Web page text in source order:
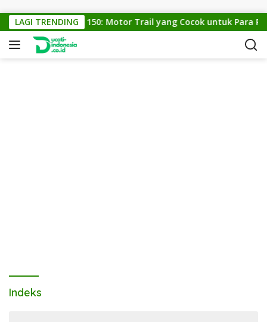
LAGI TRENDING
KTM Cross 150: Motor Trail yang Cocok untuk Para
Indeks